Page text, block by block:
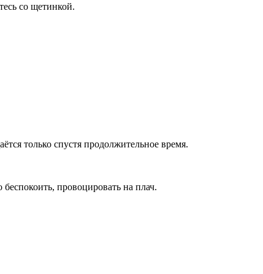
со щетинкой.
только спустя продолжительное время.
провоцировать на плач.